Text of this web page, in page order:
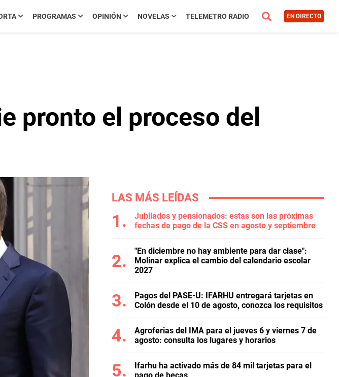
PROGRAMAS OPINIÓN NOVELAS TELEMETRO RADIO EN DIRECTO
pronto el proceso del
LAS MÁS LEÍDAS
Jubilados y pensionados: estas son las próximas
fechas de pago de la CSS en agosto y septiembre
"En diciembre no hay ambiente para dar clase":
Molinar explica el cambio del calendario escolar
2027
Pagos del PASE-U: IFARHU entregará tarjetas en
Colón desde el 10 de agosto, conozca los requisitos
Agroferias del IMA para el jueves 6 y viernes 7 de
agosto: consulta los lugares y horarios
Ifarhu ha activado más de 84 mil tarjetas para el